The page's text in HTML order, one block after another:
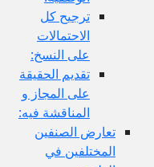
ترجيح كل
الاحتمالات
على النسخ:
تقديم الحقيقة
على المجاز و
المناقشة فيه:
تعارض الصنفين
المختلفين في